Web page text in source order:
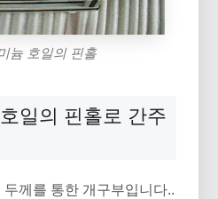
늄 호일의 핀홀
일의 핀홀로 간주
두께를 통한 개구부입니다..